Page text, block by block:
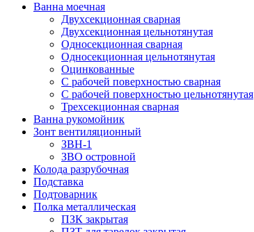
Ванна моечная
Двухсекционная сварная
Двухсекционная цельнотянутая
Односекционная сварная
Односекционная цельнотянутая
Оцинкованные
С рабочей поверхностью сварная
С рабочей поверхностью цельнотянутая
Трехсекционная сварная
Ванна рукомойник
Зонт вентиляционный
ЗВН-1
ЗВО островной
Колода разрубочная
Подставка
Подтоварник
Полка металлическая
ПЗК закрытая